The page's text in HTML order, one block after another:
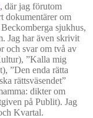
, där jag förutom
dokumentärer om
sjukhus,
Jag har även skrivit
och svar om två av
”Kalla mig
”Den enda rätta
rättsväsendet”
dikter om
på Publit). Jag
Kvartal.